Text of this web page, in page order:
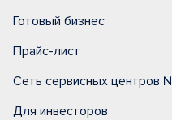
Готовый бизнес
Прайс-лист
Сеть сервисных центров
Для инвесторов